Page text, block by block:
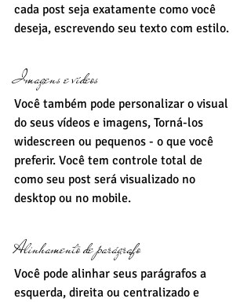
cada post seja exatamente como você
deseja, escrevendo seu texto com estilo.
Imagens e vídeos
Você também pode personalizar o visual
do seus vídeos e imagens, Torná-los
widescreen ou pequenos - o que você
preferir. Você tem controle total de
como seu post será visualizado no
desktop ou no mobile.
Alinhamento de parágrafo
Você pode alinhar seus parágrafos a
esquerda, direita ou centralizado e